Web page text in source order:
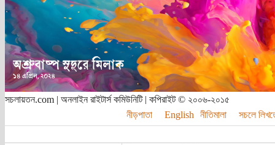
সচলায়তন.com | অনলাইন রাইটার্স কমিউনিটি | কপিরাইট © ২০০৬-২০১৫
নীড়পাতা
English নীতিমালা সচলে